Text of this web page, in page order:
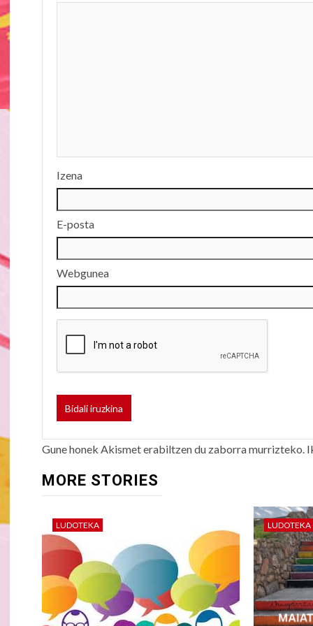
Izena
E-posta
Webgunea
Gune honek Akismet erabiltzen du zaborra murrizteko.
MORE STORIES
LUDOTEKA LUDOTEKA